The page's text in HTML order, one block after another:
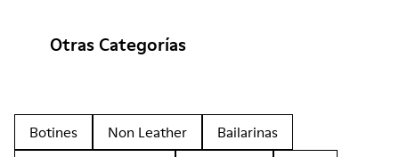
Otras Categorías
Botines Non Leather
Bailarinas